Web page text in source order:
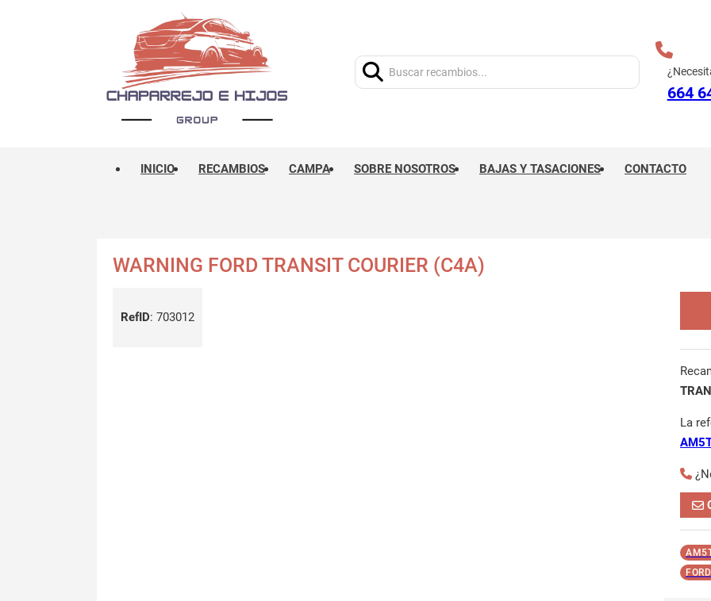
664
INICIO RECAMBIOS CAMPA SOBRE NOSOTROS BAJAS Y TASACIONES CONTACTO
WARNING FORD TRANSIT COURIER (C4A)
RefID: 703012
La